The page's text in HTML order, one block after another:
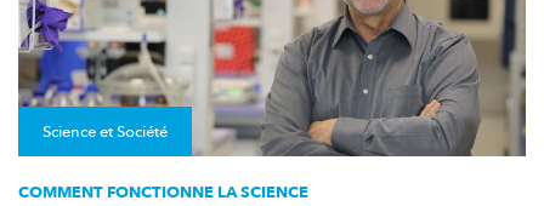
Science et Société
COMMENT FONCTIONNE LA SCIENCE